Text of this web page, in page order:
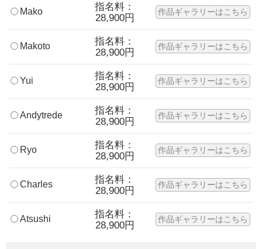
Mako
指名料：
28,900円
作品ギャラリーはこちら
Makoto
指名料：
28,900円
作品ギャラリーはこちら
Yui
指名料：
28,900円
作品ギャラリーはこちら
Andytrede
指名料：
28,900円
作品ギャラリーはこちら
Ryo
指名料：
28,900円
作品ギャラリーはこちら
Charles
指名料：
28,900円
作品ギャラリーはこちら
Atsushi
指名料：
28,900円
作品ギャラリーはこちら